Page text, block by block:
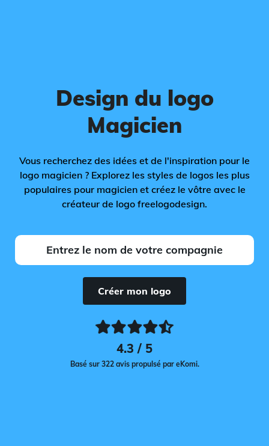
Design du logo
Magicien
Vous recherchez des idées et de l'inspiration pour le
logo magicien ? Explorez les styles de logos les plus
populaires pour magicien et créez le vôtre avec le
créateur de logo freelogodesign.
Créer mon logo
4.3 / 5
Basé sur 322 avis propulsé par eKomi.